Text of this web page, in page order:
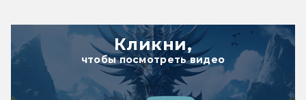
Кликни,
чтобы посмотреть видео